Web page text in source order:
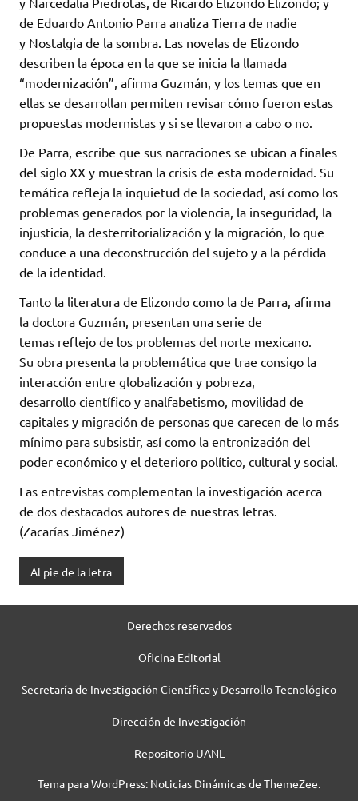
de Eduardo Antonio Parra analiza Tierra de nadie
y Nostalgia de la sombra. Las novelas de Elizondo
describen la época en la que se inicia la llamada
“modernización”, afirma Guzmán, y los temas que en
ellas se desarrollan permiten revisar cómo fueron estas
propuestas modernistas y si se llevaron a cabo o no.
De Parra, escribe que sus narraciones se ubican a finales
del siglo XX y muestran la crisis de esta modernidad. Su
temática refleja la inquietud de la sociedad, así como los
problemas generados por la violencia, la inseguridad, la
injusticia, la desterritorialización y la migración, lo que
conduce a una deconstrucción del sujeto y a la pérdida
de la identidad.
Tanto la literatura de Elizondo como la de Parra, afirma
la doctora Guzmán, presentan una serie de
temas reflejo de los problemas del norte mexicano.
Su obra presenta la problemática que trae consigo la
interacción entre globalización y pobreza,
desarrollo científico y analfabetismo, movilidad de
capitales y migración de personas que carecen de lo más
mínimo para subsistir, así como la entronización del
poder económico y el deterioro político, cultural y social.
Las entrevistas complementan la investigación acerca
de dos destacados autores de nuestras letras.
(Zacarías Jiménez)
Al pie de la letra
Derechos reservados
Oficina Editorial
Secretaría de Investigación Científica y Desarrollo Tecnológico
Dirección de Investigación
Repositorio UANL
Tema para WordPress: Noticias Dinámicas de ThemeZee.